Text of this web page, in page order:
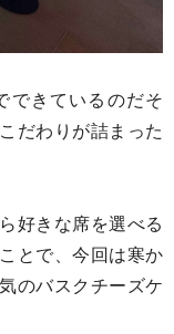
できているのだそ
だわりが詰まった
好きな席を選べる
とで、今回は寒か
のバスクチーズケ